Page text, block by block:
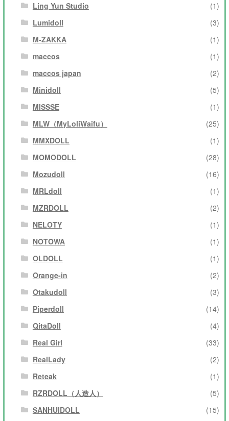
Ling Yun Studio
(1)
Lumidoll
(3)
M-ZAKKA
(1)
maccos
(1)
maccos japan
(2)
Minidoll
(5)
MISSSE
(1)
MLW（MyLoliWaifu）
(25)
MMXDOLL
(1)
MOMODOLL
(28)
Mozudoll
(16)
MRLdoll
(1)
MZRDOLL
(2)
NELOTY
(1)
NOTOWA
(1)
OLDOLL
(1)
Orange-in
(2)
Otakudoll
(3)
Piperdoll
(14)
QitaDoll
(4)
Real Girl
(33)
RealLady
(2)
Reteak
(1)
RZRDOLL（人造人）
(5)
SANHUIDOLL
(15)